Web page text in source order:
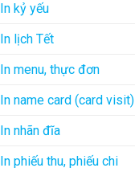
In kỷ yếu
In lịch Tết
In menu, thực đơn
In name card (card visit)
In nhãn đĩa
In phiếu thu, phiếu chi